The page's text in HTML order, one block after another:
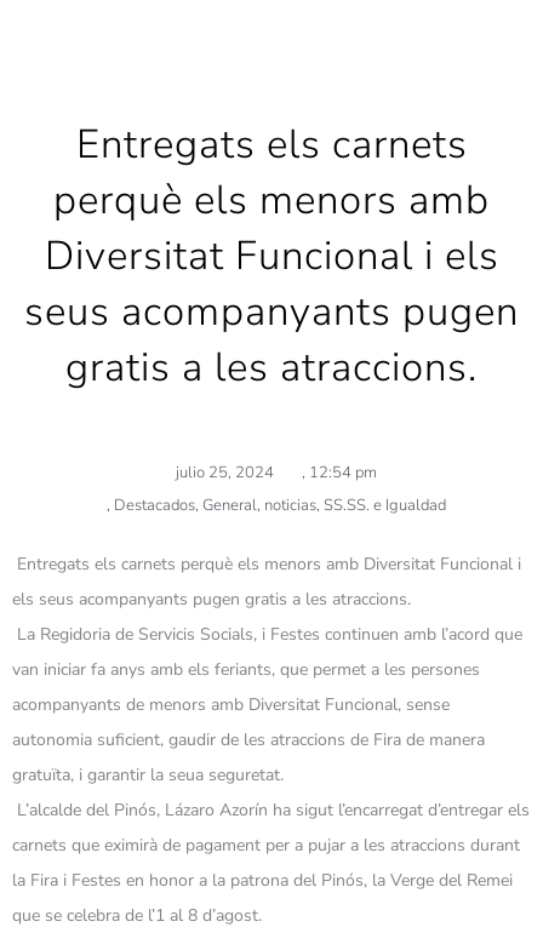
Entregats els carnets
perquè els menors amb
Diversitat Funcional i els
seus acompanyants pugen
gratis a les atraccions.
julio 25, 2024 , 12:54 pm
, Destacados, General, noticias, SS.SS. e Igualdad
Entregats els carnets perquè els menors amb Diversitat Funcional i
els seus acompanyants pugen gratis a les atraccions.
La Regidoria de Servicis Socials, i Festes continuen amb l’acord que
van iniciar fa anys amb els feriants, que permet a les persones
acompanyants de menors amb Diversitat Funcional, sense
autonomia suficient, gaudir de les atraccions de Fira de manera
gratuïta, i garantir la seua seguretat.
L’alcalde del Pinós, Lázaro Azorín ha sigut l’encarregat d’entregar els
carnets que eximirà de pagament per a pujar a les atraccions durant
la Fira i Festes en honor a la patrona del Pinós, la Verge del Remei
que se celebra de l’1 al 8 d’agost.